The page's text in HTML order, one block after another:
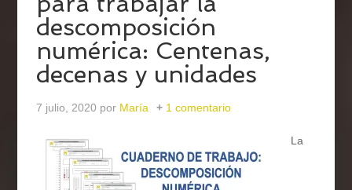
descomposición
numérica: Centenas,
decenas y unidades
7 julio, 2020 por María 1 comentario
La